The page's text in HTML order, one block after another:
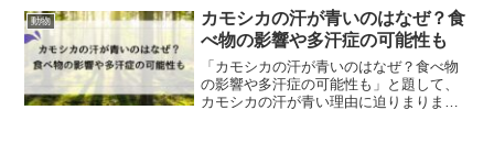
動物
カモシカの汗が青いのはなぜ？食
べ物の影響や多汗症の可能性も
「カモシカの汗が青いのはなぜ？食べ物
の影響や多汗症の可能性も」と題して、
カモシカの汗が青い理由に迫りまりま